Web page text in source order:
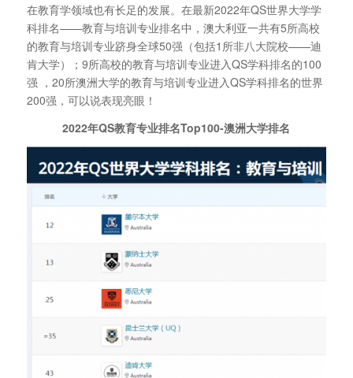
在教育学领域也有长足的发展。在最新2022年QS世界大学学
科排名——教育与培训专业排名中，澳大利亚一共有5所高校
的教育与培训专业跻身全球50强（包括1所非八大院校——迪
肯大学）；9所高校的教育与培训专业进入QS学科排名的100
强 ，20所澳洲大学的教育与培训专业进入QS学科排名的世界
200强，可以说表现亮眼！
2022年QS教育专业排名Top100-澳洲大学排名